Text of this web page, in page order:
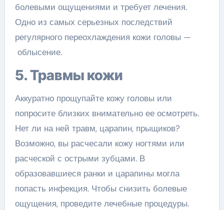
болевыми ощущениями и требует лечения.
Одно из самых серьезных последствий
регулярного переохлаждения кожи головы —
облысение.
5. Травмы кожи
Аккуратно прощупайте кожу головы или
попросите близких внимательно ее осмотреть.
Нет ли на ней травм, царапин, прыщиков?
Возможно, вы расчесали кожу ногтями или
расческой с острыми зубцами. В
образовавшиеся ранки и царапины могла
попасть инфекция. Чтобы снизить болевые
ощущения, проведите лечебные процедуры.